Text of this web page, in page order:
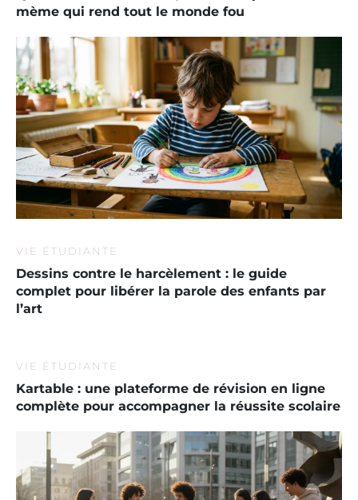
mème qui rend tout le monde fou
VIE ÉTUDIANTE
Dessins contre le harcèlement : le guide
complet pour libérer la parole des enfants par
l’art
VIE ÉTUDIANTE
Kartable : une plateforme de révision en ligne
complète pour accompagner la réussite scolaire